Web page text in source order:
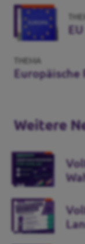
THEMA
Weitere